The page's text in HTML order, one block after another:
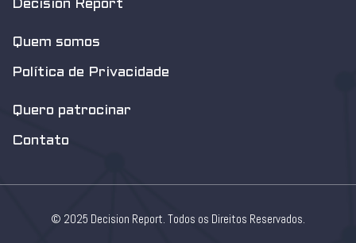
Decision Report
Quem somos
Política de Privacidade
Quero patrocinar
Contato
© 2025 Decision Report. Todos os Direitos Reservados.